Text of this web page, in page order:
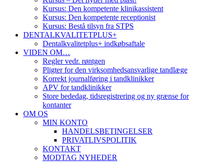
Kursus: Den kompetente klinikassistent
Kursus: Den kompetente receptionist
Kursus: Bestå tilsyn fra STPS
DENTALKVALITETPLUS+
Dentalkvalitetplus+ indkøbsaftale
VIDEN OM…
Regler vedr. røntgen
Pligter for den virksomhedsansvarlige tandlæge
Korrekt journalføring i tandklinikker
APV for tandklinikker
Store bededag, tidsregistrering og ny grænse for
kontanter
OM OS
MIN KONTO
HANDELSBETINGELSER
PRIVATLIVSPOLITIK
KONTAKT
MODTAG NYHEDER